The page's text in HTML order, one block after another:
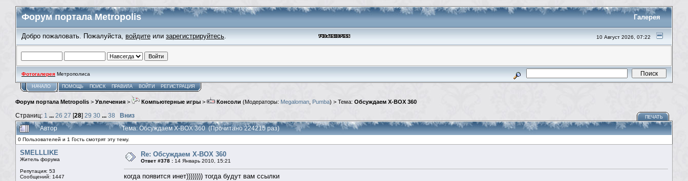
Форум портала Metropolis Галерея
Добро пожаловать. Пожалуйста, войдите или зарегистрируйтесь. 10 Август 2026, 07:22
Фотогалерея Метрополиса
НАЧАЛО ПОМОЩЬ ПОИСК ПРАВИЛА ВОЙТИ РЕГИСТРАЦИЯ
Форум портала Metropolis > Увлечения > Компьютерные игры > Консоли (Модераторы: Megaloman Pumba) > Тема: Обсуждаем X-BOX 360
Страниц: 1 ... 26 27 [28] 29 30 ... 38 Вниз ПЕЧАТЬ
Автор Тема: Обсуждаем X-BOX 360 (Прочитано 224215 раз)
0 Пользователей и 1 Гость смотрят эту тему.
SMELLLIKE
Житель форума
Репутация: 53
Сообщений: 1447
Re: Обсуждаем X-BOX 360
Ответ #378 : 14 Январь 2010, 15:21
когда появится инет)))))))) тогда будут вам ссылки